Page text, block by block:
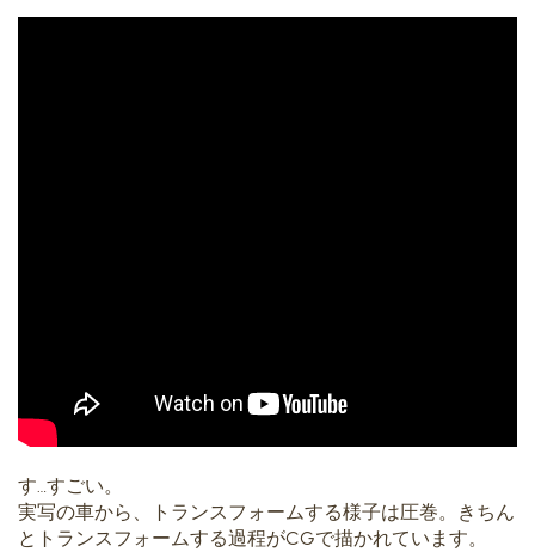
す…すごい。
実写の車から、トランスフォームする様子は圧巻。きちん
とトランスフォームする過程がCGで描かれています。